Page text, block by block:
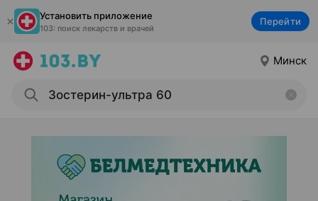
Установить приложение
103: поиск лекарств и врачей
Перейти
Минск